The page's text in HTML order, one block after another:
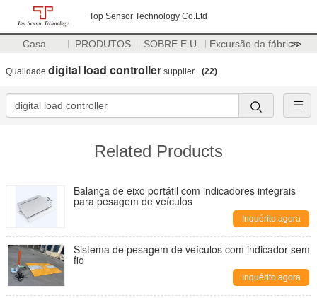
Top Sensor Technology Co.Ltd
Casa PRODUTOS SOBRE E.U. Excursão da fábrica
>>
Qualidade digital load controller supplier. (22)
Related Products
Balança de eixo portátil com indicadores integrais
para pesagem de veículos
Inquérito agora
Sistema de pesagem de veículos com indicador sem
fio
Inquérito agora